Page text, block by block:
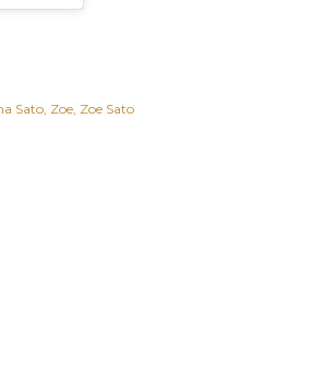
Sato Zoe Zoe Sato